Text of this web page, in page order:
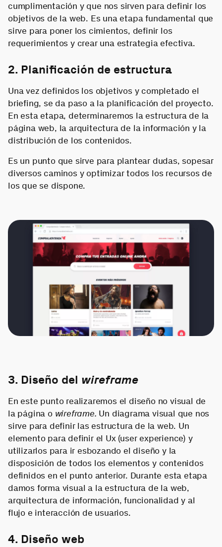
cumplimentación y que nos sirven para definir los
objetivos de la web. Es una etapa fundamental que
sirve para poner los cimientos, definir los
requerimientos y crear una estrategia efectiva.
2. Planificación de estructura
Una vez definidos los objetivos y completado el
briefing, se da paso a la planificación del proyecto.
En esta etapa, determinaremos la estructura de la
página web, la arquitectura de la información y la
distribución de los contenidos.
Es un punto que sirve para plantear dudas, sopesar
diversos caminos y optimizar todos los recursos de
los que se dispone.
3. Diseño del wireframe
En este punto realizaremos el diseño no visual de
la página o wireframe. Un diagrama visual que nos
sirve para definir las estructura de la web. Un
elemento para definir el Ux (user experience) y
utilizarlos para ir esbozando el diseño y la
disposición de todos los elementos y contenidos
definidos en el punto anterior. Durante esta etapa
damos forma visual a la estructura de la web,
arquitectura de información, funcionalidad y al
flujo e interacción de usuarios.
4. Diseño web